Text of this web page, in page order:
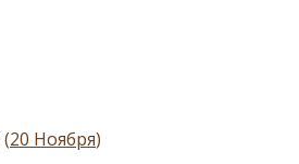
(20 Ноября)